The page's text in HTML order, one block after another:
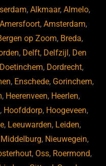
,Alkmaar,Almelo,
Amersfoort,Amsterdam,
op Zoom, Breda,
, Delft, Delfzijl, Den
Doetinchem, Dordrecht,
, Enschede, Gorinchem,
, Heerenveen, Heerlen,
, Hoofddorp, Hoogeveen,
, Leeuwarden, Leiden,
Middelburg, Nieuwegein,
, Oss, Roermond,